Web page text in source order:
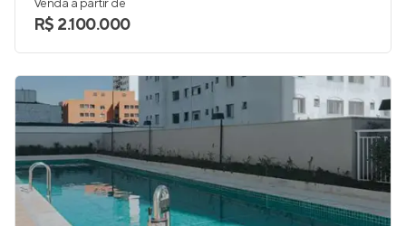
Venda a partir de
R$ 2.100.000